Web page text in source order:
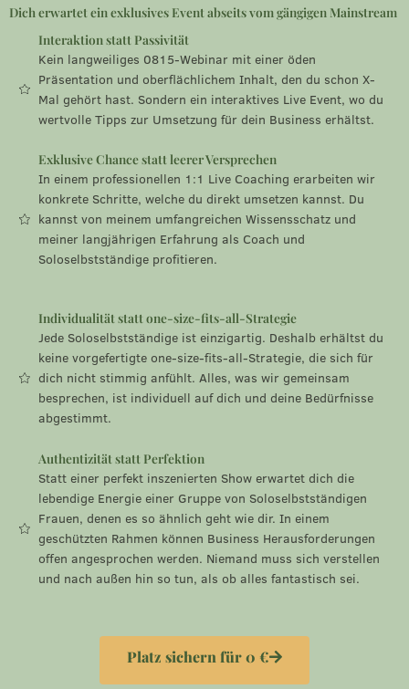
Dich erwartet ein exklusives Event abseits vom gängigen Mainstream
Interaktion statt Passivität
Kein langweiliges 0815-Webinar mit einer öden
Präsentation und oberflächlichem Inhalt, den du schon X-
Mal gehört hast. Sondern ein interaktives Live Event, wo du
wertvolle Tipps zur Umsetzung für dein Business erhältst.
Exklusive Chance statt leerer Versprechen
In einem professionellen 1:1 Live Coaching erarbeiten wir
konkrete Schritte, welche du direkt umsetzen kannst. Du
kannst von meinem umfangreichen Wissensschatz und
meiner langjährigen Erfahrung als Coach und
Soloselbstständige profitieren.
Individualität statt one-size-fits-all-Strategie
Jede Soloselbstständige ist einzigartig. Deshalb erhältst du
keine vorgefertigte one-size-fits-all-Strategie, die sich für
dich nicht stimmig anfühlt. Alles, was wir gemeinsam
besprechen, ist individuell auf dich und deine Bedürfnisse
abgestimmt.
Authentizität statt Perfektion
Statt einer perfekt inszenierten Show erwartet dich die
lebendige Energie einer Gruppe von Soloselbstständigen
Frauen, denen es so ähnlich geht wie dir. In einem
geschützten Rahmen können Business Herausforderungen
offen angesprochen werden. Niemand muss sich verstellen
und nach außen hin so tun, als ob alles fantastisch sei.
Platz sichern für 0 €